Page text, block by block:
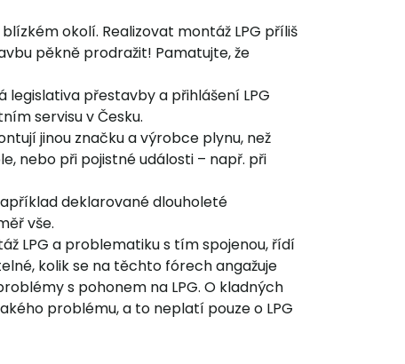
okolí. Realizovat montáž LPG příliš
pěkně prodražit! Pamatujte, že
legislativa přestavby a přihlášení LPG
servisu v Česku.
jinou značku a výrobce plynu, než
nebo při pojistné události – např. při
deklarované dlouholeté
vše.
LPG a problematiku s tím spojenou, řídí
kolik se na těchto fórech angažuje
s pohonem na LPG. O kladných
problému, a to neplatí pouze o LPG